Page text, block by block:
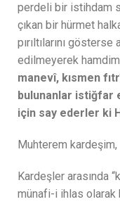
perdeli bir istihdam
çıkan bir hürmet
pırıltılarını
edilmeyerek
manevî, kısmen
bulunanlar istiğfar
için say ederler ki
Muhterem kardeşim,
Kardeşler arasında
münafi-i ihlas olarak